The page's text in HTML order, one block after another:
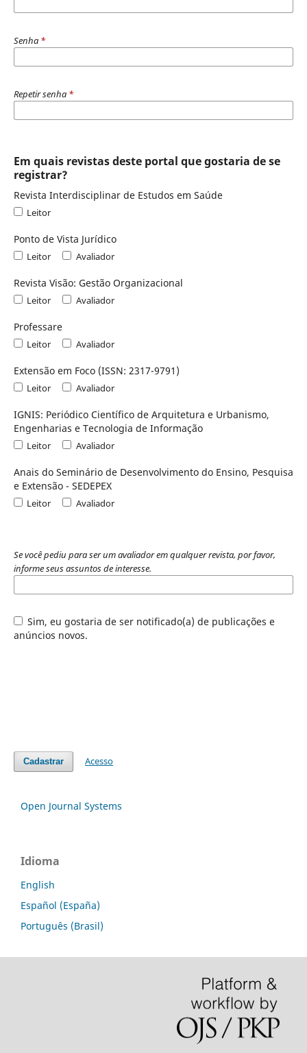
Senha *
Repetir senha *
Em quais revistas deste portal que gostaria de se
registrar?
Revista Interdisciplinar de Estudos em Saúde
Leitor
Ponto de Vista Jurídico
Leitor Avaliador
Revista Visão: Gestão Organizacional
Leitor Avaliador
Professare
Leitor Avaliador
Extensão em Foco (ISSN: 2317-9791)
Leitor Avaliador
IGNIS: Periódico Científico de Arquitetura e Urbanismo,
Engenharias e Tecnologia de Informação
Leitor Avaliador
Anais do Seminário de Desenvolvimento do Ensino, Pesquisa
e Extensão - SEDEPEX
Leitor Avaliador
Se você pediu para ser um avaliador em qualquer revista, por favor,
informe seus assuntos de interesse.
Sim, eu gostaria de ser notificado(a) de publicações e
anúncios novos.
Cadastrar Acesso
Open Journal Systems
Idioma
English
Español (España)
Português (Brasil)